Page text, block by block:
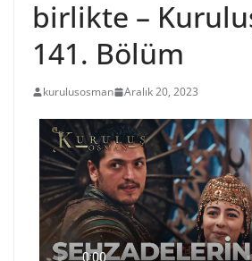
birlikte –
141. Bölüm
kurulusosman Aralık 20, 2023